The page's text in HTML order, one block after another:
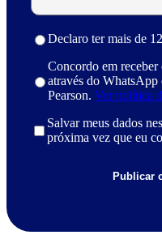
Declaro ter mais de
Concordo em receber
através do WhatsApp
Pearson. Ver política
Salvar meus dados
próxima vez que eu